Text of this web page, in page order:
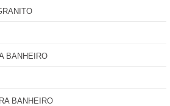
BANHEIRO
BANHEIRO